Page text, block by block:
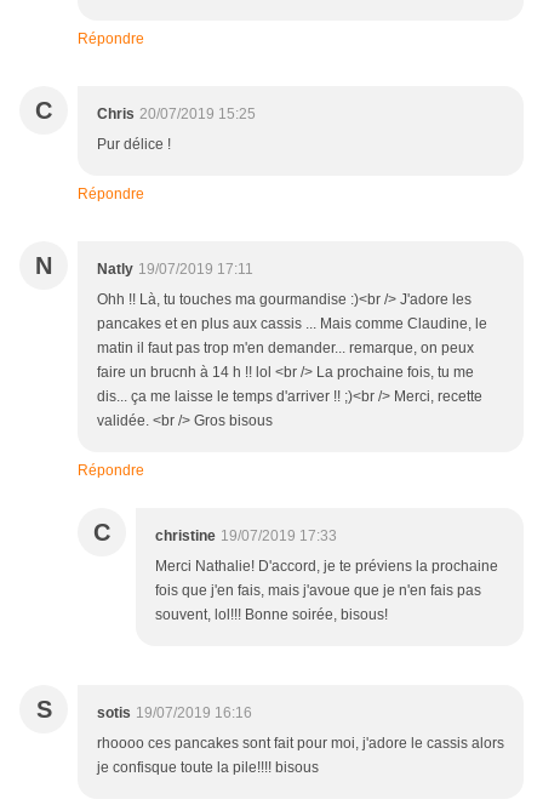
Répondre
C Chris 20/07/2019 15:25
Pur délice !
Répondre
N Natly 19/07/2019 17:11
Ohh !! Là, tu touches ma gourmandise :)<br /> J'adore les
pancakes et en plus aux cassis ... Mais comme Claudine, le
matin il faut pas trop m'en demander... remarque, on peux
faire un brucnh à 14 h !! lol <br /> La prochaine fois, tu me
dis... ça me laisse le temps d'arriver !! ;)<br /> Merci, recette
validée. <br /> Gros bisous
Répondre
C christine 19/07/2019 17:33
Merci Nathalie! D'accord, je te préviens la prochaine
fois que j'en fais, mais j'avoue que je n'en fais pas
souvent, lol!!! Bonne soirée, bisous!
S sotis 19/07/2019 16:16
rhoooo ces pancakes sont fait pour moi, j'adore le cassis alors
je confisque toute la pile!!!! bisous